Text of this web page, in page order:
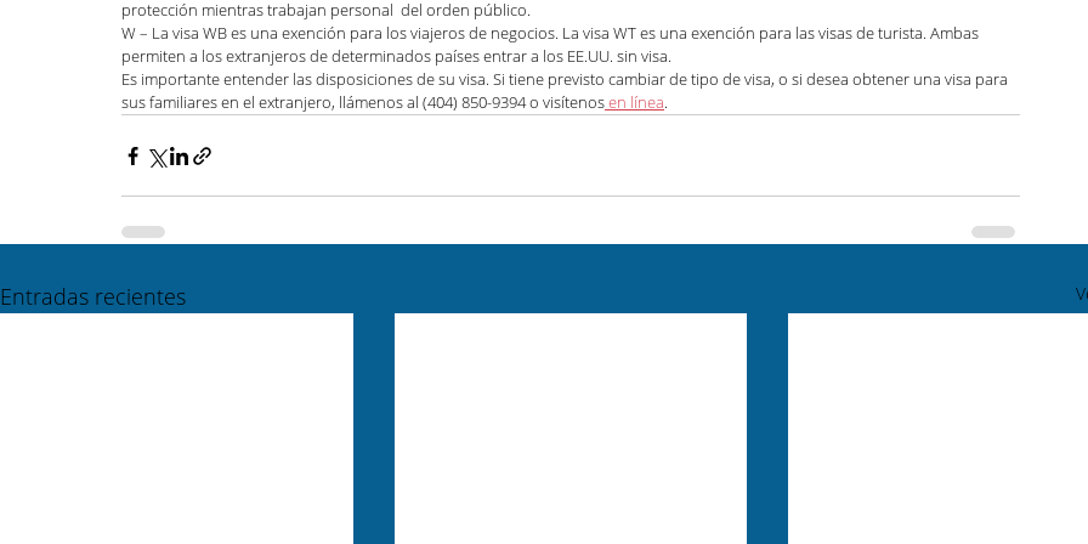
protección mientras trabajan personal  del orden público.
W – La visa WB es una exención para los viajeros de negocios. La visa WT es una exención para las visas de turista. Ambas
permiten a los extranjeros de determinados países entrar a los EE.UU. sin visa.
Es importante entender las disposiciones de su visa. Si tiene previsto cambiar de tipo de visa, o si desea obtener una visa para
sus familiares en el extranjero, llámenos al (404) 850-9394 o visítenos en línea.
Entradas recientes